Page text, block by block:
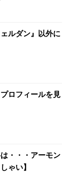
ルダン』以外に
ロフィールを見
・・・アーモン
ゃい】